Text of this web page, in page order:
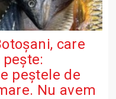
care
peştele de
Nu avem